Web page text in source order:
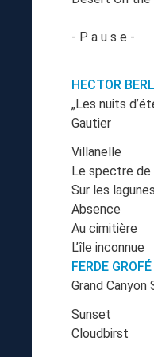
- P a u s e -
HECTOR
„Les nuits
Gautier
Villanelle
Le spectre de
Sur les lagunes
Absence
Au cimitière
L’île inconnue
FERDE GROFÉ
Grand
Sunset
Cloudbirst